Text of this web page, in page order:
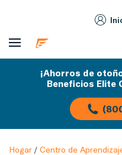
¡Ahorros de
Beneficios Elite
Hogar/ Centro de